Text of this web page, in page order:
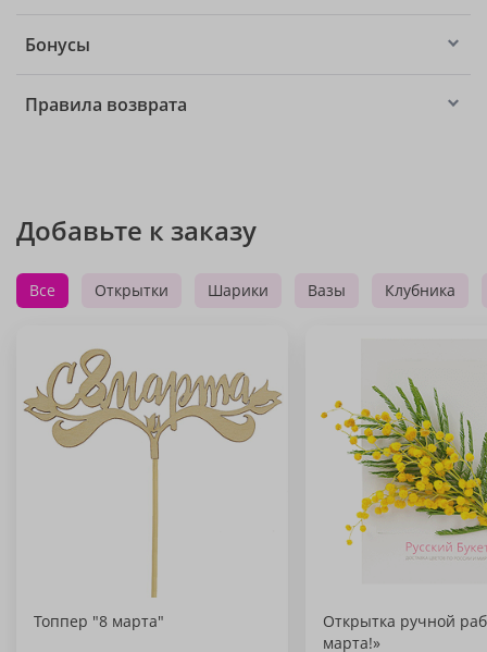
Бонусы
Правила возврата
Добавьте к заказу
Все Открытки Шарики Вазы Клубника
Топпер "8 марта"
Открытка ручной
марта!»